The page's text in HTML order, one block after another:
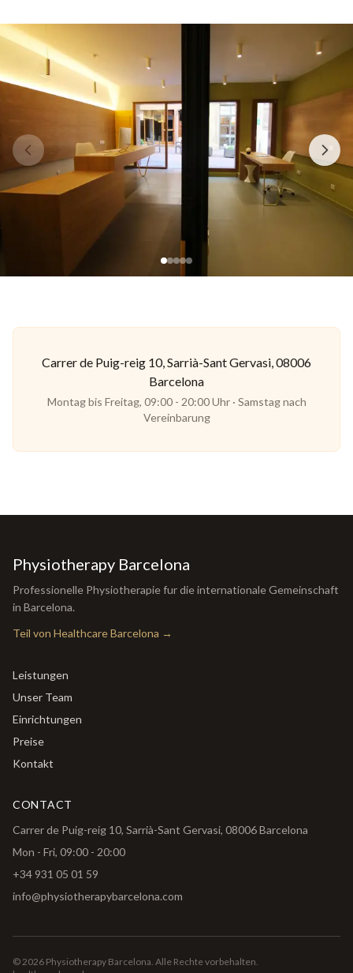
🇬🇧 🇳🇱 🇩🇪
Carrer de Puig-reig 10, Sarrià-Sant Gervasi, 08006
Barcelona
Montag bis Freitag, 09:00 - 20:00 Uhr · Samstag nach
Vereinbarung
Physiotherapy Barcelona
Professionelle Physiotherapie fur die internationale Gemeinschaft
in Barcelona.
Teil von Healthcare Barcelona →
Leistungen
Unser Team
Einrichtungen
Preise
Kontakt
CONTACT
Carrer de Puig-reig 10, Sarrià-Sant Gervasi, 08006 Barcelona
Mon - Fri, 09:00 - 20:00
+34 931 05 01 59
info@physiotherapybarcelona.com
©2026 Physiotherapy Barcelona. Alle Rechte vorbehalten.